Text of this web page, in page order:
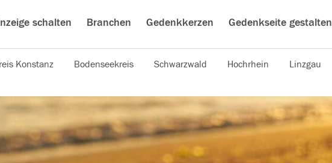
schalten Branchen Gedenkkerzen Gedenkseite gestalten
Konstanz Bodenseekreis Schwarzwald Hochrhein Linzgau